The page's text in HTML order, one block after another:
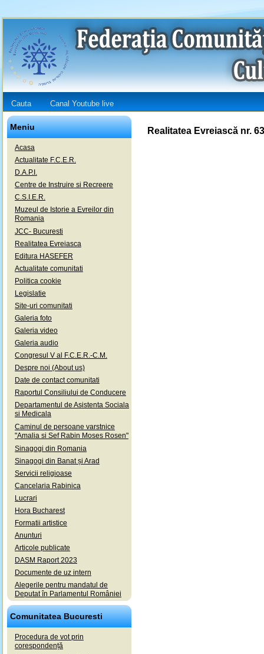
Cauta Canal Youtube live
Meniu
Acasa
Actualitate F.C.E.R.
D.A.P.I.
Centre de Instruire si Recreere
C.S.I.E.R.
Muzeul de Istorie a Evreilor din
Romania
JCC- Bucuresti
Realitatea Evreiasca
Editura HASEFER
Actualitate comunitati
Politica cookie
Legislatie
Site-uri comunitati
Galeria foto
Galeria video
Galeria audio
Congresul V al F.C.E.R.-C.M.
Despre noi (About us)
Date de contact comunitati
Raportul Consiliului de Conducere
Departamentul de Asistenta Sociala
si Medicala
Caminul de persoane varstnice
"Amalia si Sef Rabin Moses Rosen"
Sinagogi din Romania
Sinagogi din Banat și Arad
Servicii religioase
Cancelaria Rabinica
Lucrari
Hora Bucharest
Formatii artistice
Anunturi
Articole publicate
DASM Raport 2023
Documente de uz intern
Alegerile pentru mandatul de
Deputat în Parlamentul României
Comunitatea Bucuresti
Procedura de vot prin
corespondență
Realitatea Evreiască nr.